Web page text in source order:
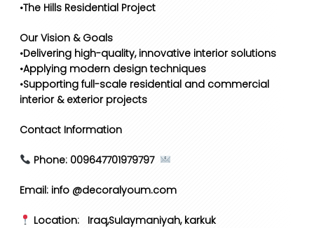
•The Hills Residential Project
Our Vision & Goals
•Delivering high-quality, innovative interior solutions
•Applying modern design techniques
•Supporting full-scale residential and commercial
interior & exterior projects
Contact Information
Phone: 009647701979797
Email: info @decoralyoum.com
Location: Iraq,Sulaymaniyah, karkuk